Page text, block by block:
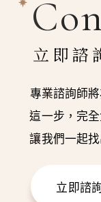
立即諮
專業諮詢師
這一步，完
讓我們一起
立即諮